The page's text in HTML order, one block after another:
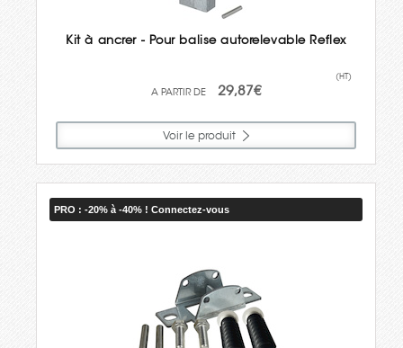
Kit à ancrer - Pour balise autorelevable Reflex
29,87€
(HT)
Voir le produit
PRO : -20% à -40% ! Connectez-vous